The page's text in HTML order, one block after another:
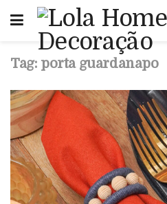
Tag: porta guardanapo